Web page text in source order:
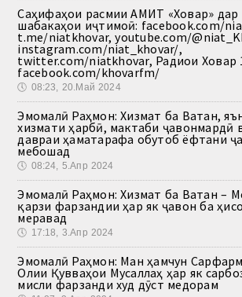
Саҳифаҳои расмии АМИТ «Ховар» дар
шабакаҳои иҷтимоӣ: facebook.com/
t.me/niatkhovar, youtube.com/
instagram.com/niat_khovar/,
twitter.com/niatkhovar, Радиои Ховар
facebook.com/khovarfm/
🕔 08:23, 20.Май 2024
Эмомалӣ Раҳмон: Хизмат ба Ватан,
хизмати ҳарбӣ, мактаби ҷавонмардӣ
давраи ҳаматарафа обутоб ёфтани
мебошад
🕔 08:24, 5.Апр 2024
Эмомалӣ Раҳмон: Хизмат ба Ватан –
қарзи фарзандии ҳар як ҷавон ба
меравад
🕔 17:18, 3.Апр 2024
Эмомалӣ Раҳмон: Ман ҳамчун
Олии Қувваҳои Мусаллаҳ ҳар як
мисли фарзанди худ дӯст медорам